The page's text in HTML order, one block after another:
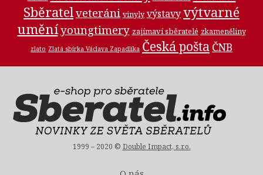
Sběratelveteráni vinyly výstavyvýtvarné
uměníyoungtimery zajímaví sběratelé zkameněliny
zlato Zlatá sbírka Václava Zapadlíka Česká pošta ČNB
1999 – 2020 © Double Impact, s.r.o.